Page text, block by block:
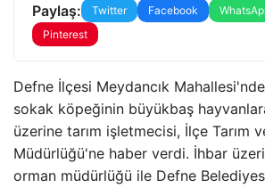
Paylaş: Twitter Facebook
Pinterest
Defne İlçesi Meydancık
sokak köpeğinin büyükbaş
üzerine tarım işletmecisi, İlçe Tarım
Müdürlüğü'ne haber verdi. İhbar
orman müdürlüğü ile Defne